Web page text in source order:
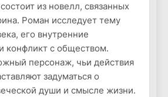
из новелл, связанных
Роман исследует тему
его внутренние
конфликт с обществом.
персонаж, чьи действия
задуматься о
души и смысле жизни.